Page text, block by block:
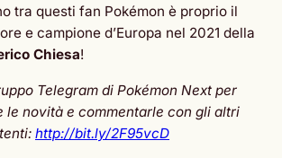
tra questi fan Pokémon è proprio il
e campione d’Europa nel 2021 della
Chiesa!
Telegram di Pokémon Next per
le novità e commentarle con gli altri
http://bit.ly/2F95vcD